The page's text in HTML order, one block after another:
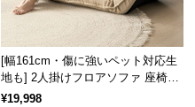
[幅161cm・傷に強いペット対応生
地も] 2人掛けフロアソファ 座椅子
タイプ リクライニング
¥19,998